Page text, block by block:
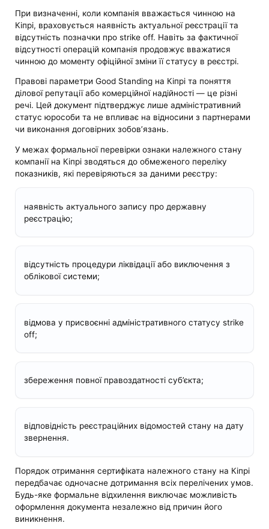
При визначенні, коли компанія вважається чинною на
Кіпрі, враховується наявність актуальної реєстрації та
відсутність позначки про strike off. Навіть за фактичної
відсутності операцій компанія продовжує вважатися
чинною до моменту офіційної зміни її статусу в реєстрі.
Правові параметри Good Standing на Кіпрі та поняття
ділової репутації або комерційної надійності — це різні
речі. Цей документ підтверджує лише адміністративний
статус юрособи та не впливає на відносини з партнерами
чи виконання договірних зобов’язань.
У межах формальної перевірки ознаки належного стану
компанії на Кіпрі зводяться до обмеженого переліку
показників, які перевіряються за даними реєстру:
наявність актуального запису про державну
реєстрацію;
відсутність процедури ліквідації або виключення з
облікової системи;
відмова у присвоєнні адміністративного статусу strike
off;
збереження повної правоздатності суб’єкта;
відповідність реєстраційних відомостей стану на дату
звернення.
Порядок отримання сертифіката належного стану на Кіпрі
передбачає одночасне дотримання всіх перелічених умов.
Будь-яке формальне відхилення виключає можливість
оформлення документа незалежно від причин його
виникнення.